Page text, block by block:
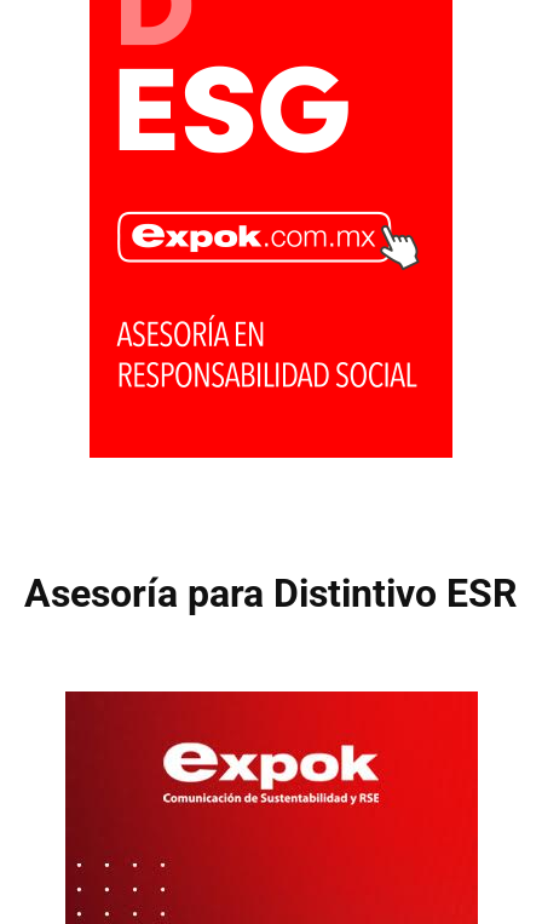
Asesoría para Distintivo ESR